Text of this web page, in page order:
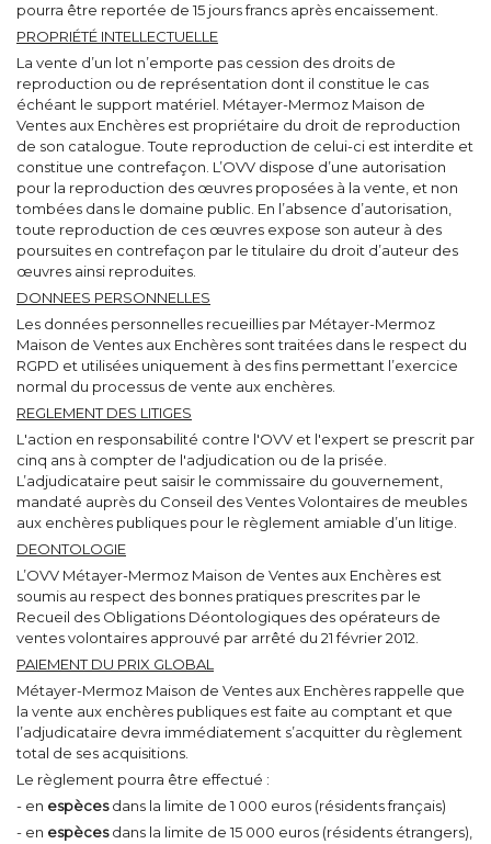
pourra être reportée de 15 jours francs après encaissement.
PROPRIÉTÉ INTELLECTUELLE
La vente d’un lot n’emporte pas cession des droits de
reproduction ou de représentation dont il constitue le cas
échéant le support matériel. Métayer-Mermoz Maison de
Ventes aux Enchères est propriétaire du droit de reproduction
de son catalogue. Toute reproduction de celui-ci est interdite et
constitue une contrefaçon. L’OVV dispose d’une autorisation
pour la reproduction des œuvres proposées à la vente, et non
tombées dans le domaine public. En l’absence d’autorisation,
toute reproduction de ces œuvres expose son auteur à des
poursuites en contrefaçon par le titulaire du droit d’auteur des
œuvres ainsi reproduites.
DONNEES PERSONNELLES
Les données personnelles recueillies par Métayer-Mermoz
Maison de Ventes aux Enchères sont traitées dans le respect du
RGPD et utilisées uniquement à des fins permettant l’exercice
normal du processus de vente aux enchères.
REGLEMENT DES LITIGES
L'action en responsabilité contre l'OVV et l'expert se prescrit par
cinq ans à compter de l'adjudication ou de la prisée.
L’adjudicataire peut saisir le commissaire du gouvernement,
mandaté auprès du Conseil des Ventes Volontaires de meubles
aux enchères publiques pour le règlement amiable d’un litige.
DEONTOLOGIE
L’OVV Métayer-Mermoz Maison de Ventes aux Enchères est
soumis au respect des bonnes pratiques prescrites par le
Recueil des Obligations Déontologiques des opérateurs de
ventes volontaires approuvé par arrêté du 21 février 2012.
PAIEMENT DU PRIX GLOBAL
Métayer-Mermoz Maison de Ventes aux Enchères rappelle que
la vente aux enchères publiques est faite au comptant et que
l’adjudicataire devra immédiatement s’acquitter du règlement
total de ses acquisitions.
Le règlement pourra être effectué :
- en espècesdans la limite de 1 000 euros (résidents français)
- en espècesdans la limite de 15 000 euros (résidents étrangers),